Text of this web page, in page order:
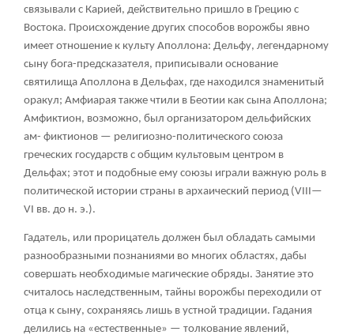
связывали с Карией, действительно пришло в Грецию с
Востока. Происхождение других способов ворожбы явно
имеет отношение к культу Аполлона: Дельфу, легендарному
сыну бога-предсказателя, приписывали основание
святилища Аполлона в Дельфах, где находился знаменитый
оракул; Амфиарая также чтили в Беотии как сына Аполлона;
Амфиктион, возможно, был организатором дельфийских
ам- фиктионов — религиозно-политического союза
греческих государств с общим культовым центром в
Дельфах; этот и подобные ему союзы играли важную роль в
политической истории страны в архаический период (VIII—
VI вв. до н. э.).
Гадатель, или прорицатель должен был обладать самыми
разнообразными познаниями во многих областях, дабы
совершать необходимые магические обряды. Занятие это
считалось наследственным, тайны ворожбы переходили от
отца к сыну, сохраняясь лишь в устной традиции. Гадания
делились на «естественные» — толкование явлений,